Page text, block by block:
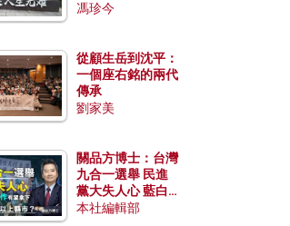
馮珍今
從顧生岳到沈平：
一個座右銘的兩代
傳承
劉家美
關品方博士：台灣
九合一選舉 民進
黨大失人心 藍白
合作有望拿下七成
本社編輯部